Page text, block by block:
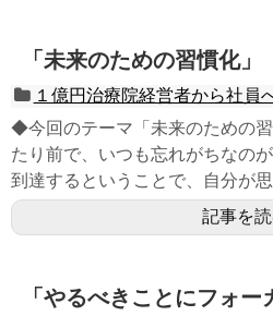
「未来のための習慣化」
１億円治療院経営者から社員
◆今回のテーマ「未来のための
たり前で、いつも忘れがちなの
到達するということで、自分が
記事を
「やるべきことにフォー